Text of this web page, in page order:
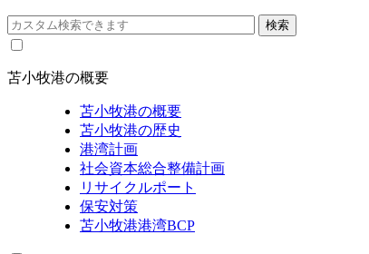
苫小牧港の概要
苫小牧港の概要
苫小牧港の歴史
港湾計画
社会資本総合整備計画
リサイクルポート
保安対策
苫小牧港港湾BCP